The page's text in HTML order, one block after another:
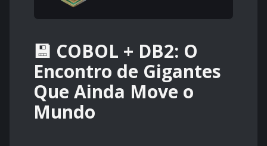
💾 COBOL + DB2: O
Encontro de Gigantes
Que Ainda Move o
Mundo